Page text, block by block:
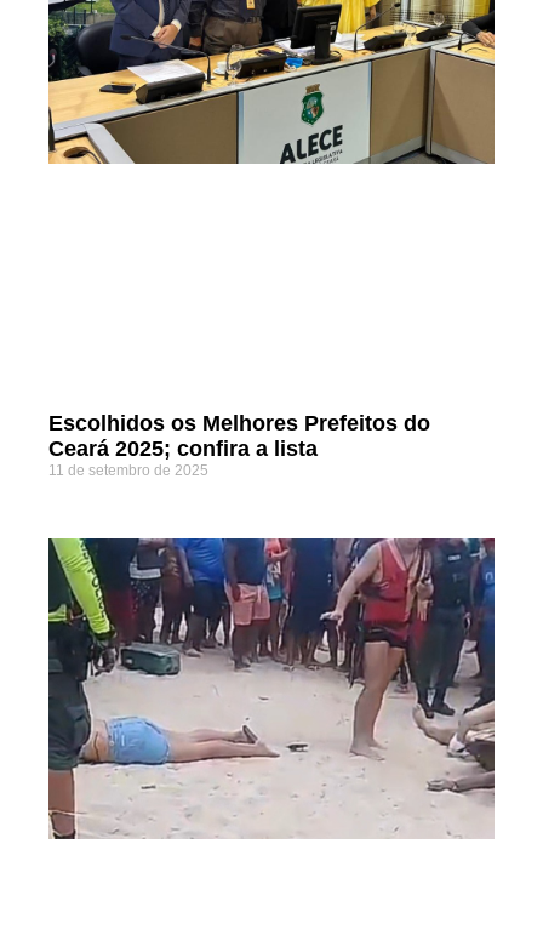
Escolhidos os Melhores Prefeitos do
Ceará 2025; confira a lista
11 de setembro de 2025